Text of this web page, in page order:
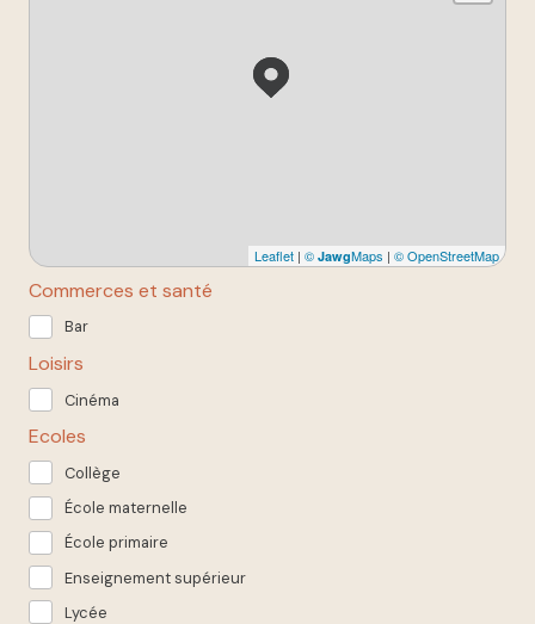
Leaflet | © JawgMaps | © OpenStreetMap
Commerces et santé
Bar
Loisirs
Cinéma
Ecoles
Collège
École maternelle
École primaire
Enseignement supérieur
Lycée